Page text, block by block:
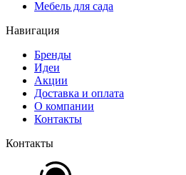
Мебель для сада
Навигация
Бренды
Идеи
Акции
Доставка и оплата
О компании
Контакты
Контакты